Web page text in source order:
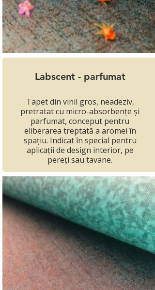
Labscent - parfumat
Tapet din vinil gros, neadeziv,
pretratat cu micro-absorbențe și
parfumat, conceput pentru
eliberarea treptată a aromei în
spațiu. Indicat în special pentru
aplicații de design interior, pe
pereți sau tavane.